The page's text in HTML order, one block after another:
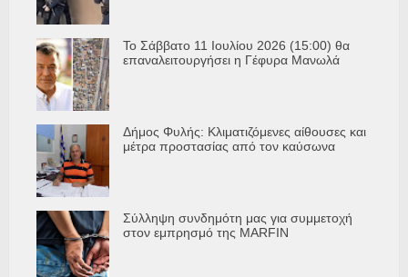
Το Σάββατο 11 Ιουλίου 2026 (15:00) θα
επαναλειτουργήσει η Γέφυρα Μανωλά
Δήμος Φυλής: Κλιματιζόμενες αίθουσες και
μέτρα προστασίας από τον καύσωνα
Σύλληψη συνδημότη μας για συμμετοχή
στον εμπρησμό της MARFIN